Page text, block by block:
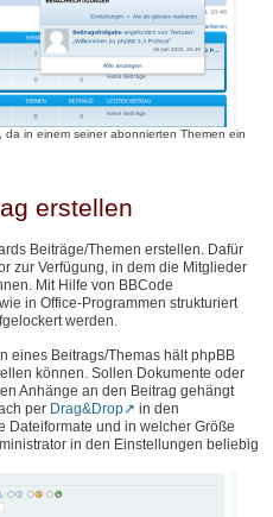
in einem seiner abonnierten Themen ein
erstellen
Beiträge/Themen erstellen. Dafür
zur Verfügung, in dem die Mitglieder
Mit Hilfe von BBCode
in Office-Programmen strukturiert
werden.
eines Beitrags/Themas hält phpBB
können. Sollen Dokumente oder
Anhänge an den Beitrag gehängt
per Drag&Drop
in den
Dateiformate und in welcher Größe
in den Einstellungen beliebig